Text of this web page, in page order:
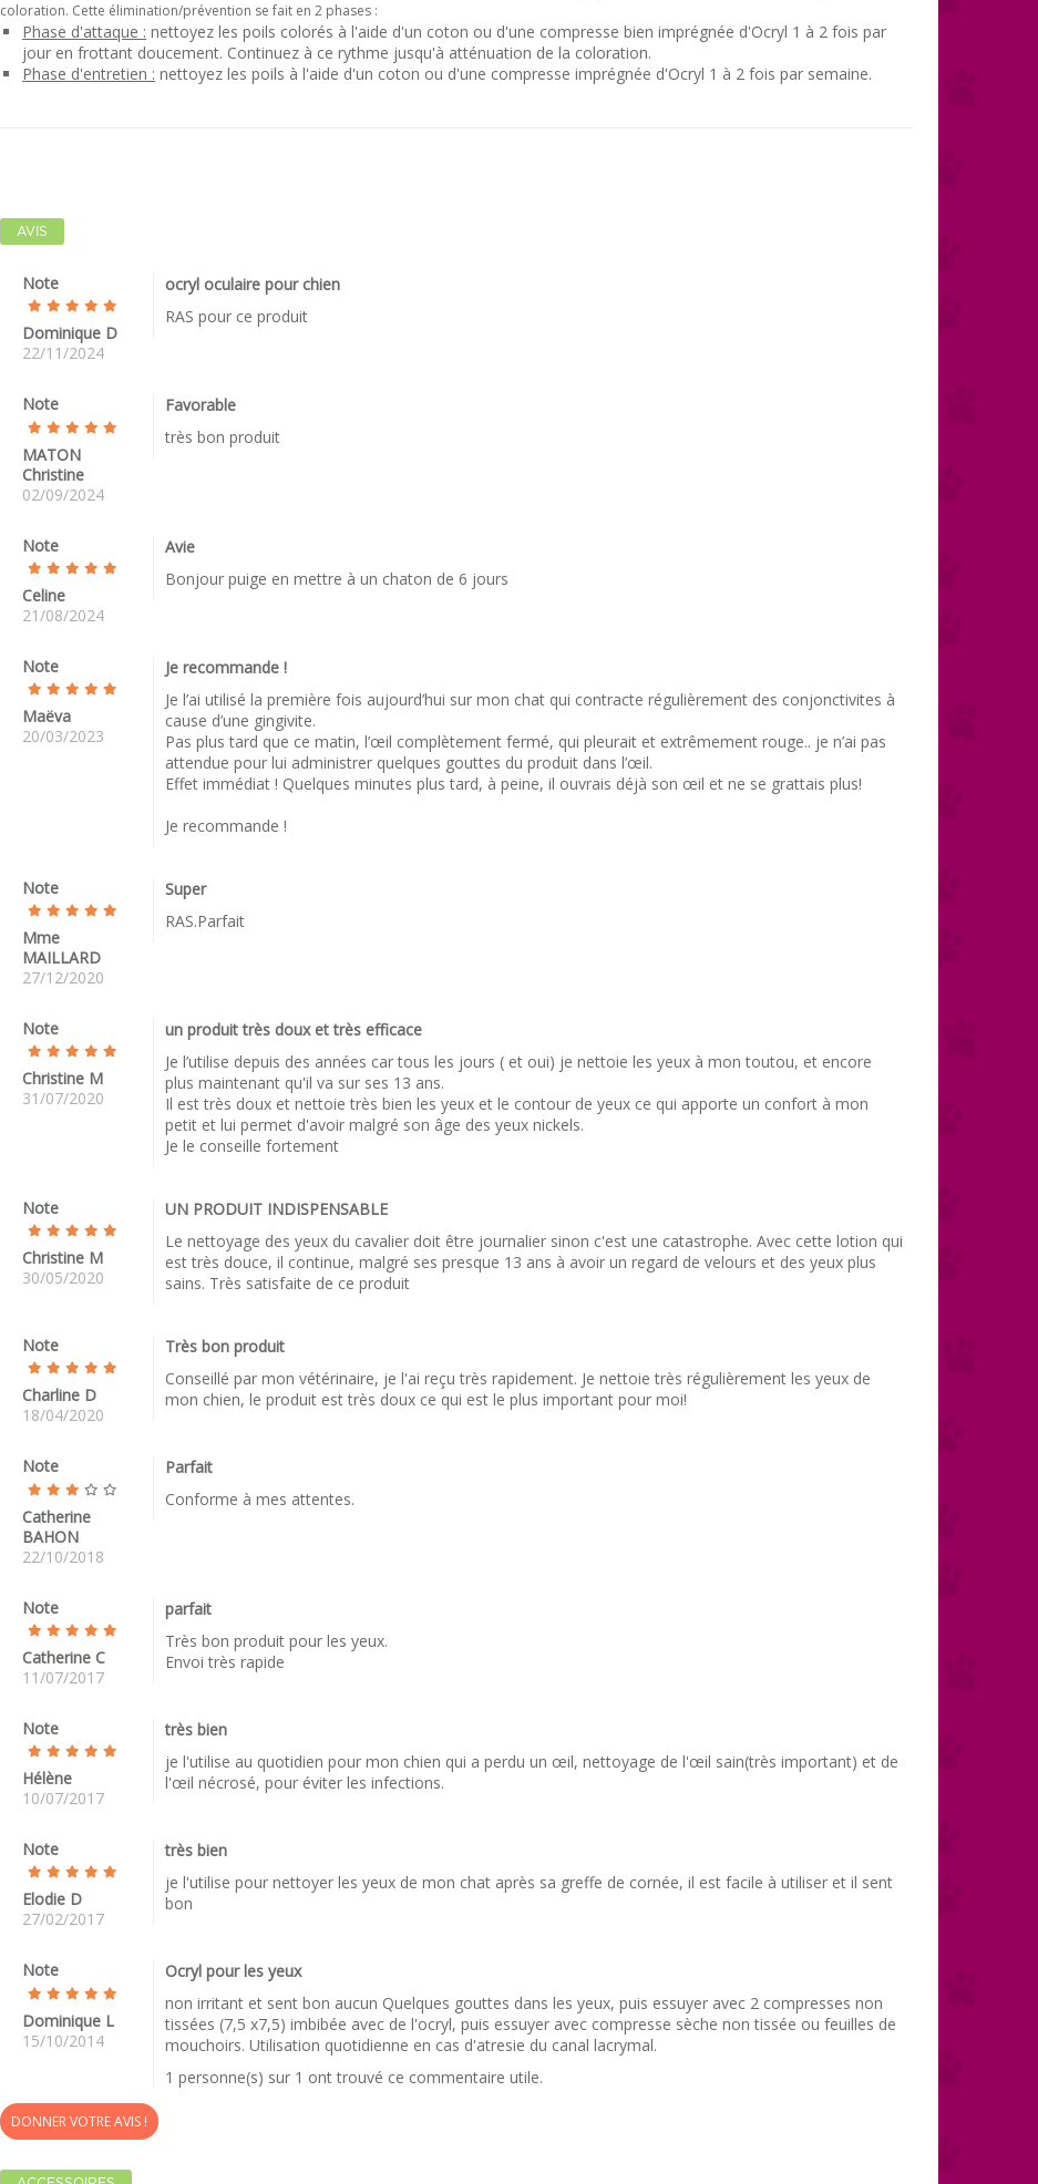
coloration. Cette élimination/prévention se fait en 2 phases :
Phase d'attaque : nettoyez les poils colorés à l'aide d'un coton ou d'une compresse bien imprégnée d'Ocryl 1 à 2 fois par
jour en frottant doucement. Continuez à ce rythme jusqu'à atténuation de la coloration.
Phase d'entretien : nettoyez les poils à l'aide d'un coton ou d'une compresse imprégnée d'Ocryl 1 à 2 fois par semaine.
AVIS
Note
Dominique D
22/11/2024
ocryl oculaire pour chien
RAS pour ce produit
Note
MATON
Christine
02/09/2024
Favorable
très bon produit
Note
Celine
21/08/2024
Avie
Bonjour puige en mettre à un chaton de 6 jours
Note
Maëva
20/03/2023
Je recommande !
Je l’ai utilisé la première fois aujourd’hui sur mon chat qui contracte régulièrement des conjonctivites à
cause d’une gingivite.
Pas plus tard que ce matin, l’œil complètement fermé, qui pleurait et extrêmement rouge.. je n’ai pas
attendue pour lui administrer quelques gouttes du produit dans l’œil.
Effet immédiat ! Quelques minutes plus tard, à peine, il ouvrais déjà son œil et ne se grattais plus!
Je recommande !
Note
Mme
MAILLARD
27/12/2020
Super
RAS.Parfait
Note
Christine M
31/07/2020
un produit très doux et très efficace
Je l’utilise depuis des années car tous les jours ( et oui) je nettoie les yeux à mon toutou, et encore
plus maintenant qu'il va sur ses 13 ans.
Il est très doux et nettoie très bien les yeux et le contour de yeux ce qui apporte un confort à mon
petit et lui permet d'avoir malgré son âge des yeux nickels.
Je le conseille fortement
Note
Christine M
30/05/2020
UN PRODUIT INDISPENSABLE
Le nettoyage des yeux du cavalier doit être journalier sinon c'est une catastrophe. Avec cette lotion qui
est très douce, il continue, malgré ses presque 13 ans à avoir un regard de velours et des yeux plus
sains. Très satisfaite de ce produit
Note
Charline D
18/04/2020
Très bon produit
Conseillé par mon vétérinaire, je l'ai reçu très rapidement. Je nettoie très régulièrement les yeux de
mon chien, le produit est très doux ce qui est le plus important pour moi!
Note
Catherine
BAHON
22/10/2018
Parfait
Conforme à mes attentes.
Note
Catherine C
11/07/2017
parfait
Très bon produit pour les yeux.
Envoi très rapide
Note
Hélène
10/07/2017
très bien
je l'utilise au quotidien pour mon chien qui a perdu un œil, nettoyage de l'œil sain(très important) et de
l'œil nécrosé, pour éviter les infections.
Note
Elodie D
27/02/2017
très bien
je l'utilise pour nettoyer les yeux de mon chat après sa greffe de cornée, il est facile à utiliser et il sent
bon
Note
Dominique L
15/10/2014
Ocryl pour les yeux
non irritant et sent bon aucun Quelques gouttes dans les yeux, puis essuyer avec 2 compresses non
tissées (7,5 x7,5) imbibée avec de l'ocryl, puis essuyer avec compresse sèche non tissée ou feuilles de
mouchoirs. Utilisation quotidienne en cas d'atresie du canal lacrymal.
1 personne(s) sur 1 ont trouvé ce commentaire utile.
DONNER VOTRE AVIS !